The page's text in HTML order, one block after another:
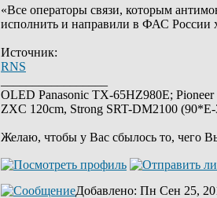
«Все операторы связи, которым
исполнить и направили в ФАС России
Источник:
RNS
OLED Panasonic TX-65HZ980E;
ZXC 120cm, Strong SRT-DM2100
Желаю, чтобы у Вас сбылось то, чего
Добавлено: Пн Сен 25,